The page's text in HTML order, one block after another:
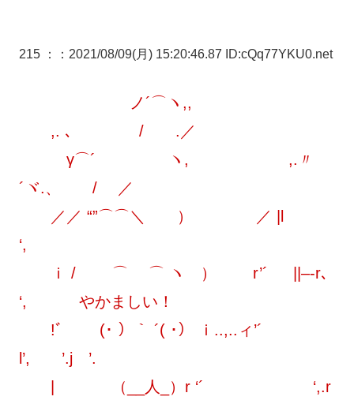
215 ： ：2021/08/09(月) 15:20:46.87 ID:cQq77YKU0.net
ノ´⌒ヽ,,
,. ､ / .／
γ⌒´ ヽ, ,.〃
´ヾ.、 / ／
／／ “”⌒⌒＼ ） ／ |l
‘,
ｉ / ⌒ ⌒ ヽ ） r’´ ||–‐r､
‘,
やかましい！
!ﾞ (･ ）｀ ´( ･） ｉ..,..ィ’´
l’, ’.j ’.
| （__人_）r ‘´ ‘,.r